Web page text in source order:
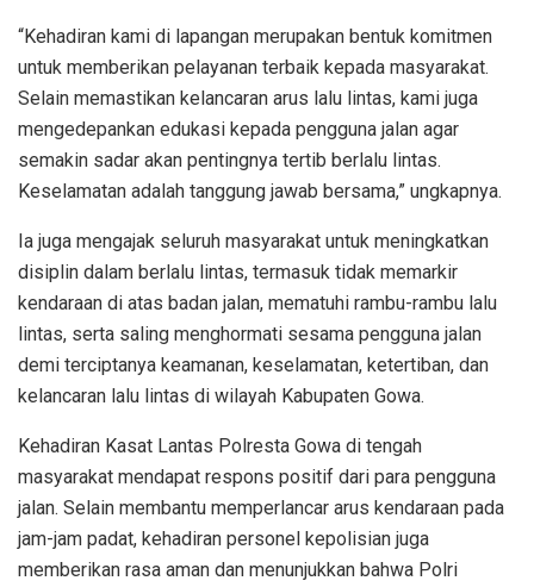
“Kehadiran kami di lapangan merupakan bentuk komitmen
untuk memberikan pelayanan terbaik kepada masyarakat.
Selain memastikan kelancaran arus lalu lintas, kami juga
mengedepankan edukasi kepada pengguna jalan agar
semakin sadar akan pentingnya tertib berlalu lintas.
Keselamatan adalah tanggung jawab bersama,” ungkapnya.
Ia juga mengajak seluruh masyarakat untuk meningkatkan
disiplin dalam berlalu lintas, termasuk tidak memarkir
kendaraan di atas badan jalan, mematuhi rambu-rambu lalu
lintas, serta saling menghormati sesama pengguna jalan
demi terciptanya keamanan, keselamatan, ketertiban, dan
kelancaran lalu lintas di wilayah Kabupaten Gowa.
Kehadiran Kasat Lantas Polresta Gowa di tengah
masyarakat mendapat respons positif dari para pengguna
jalan. Selain membantu memperlancar arus kendaraan pada
jam-jam padat, kehadiran personel kepolisian juga
memberikan rasa aman dan menunjukkan bahwa Polri